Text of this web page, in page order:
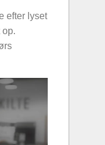
efter lyset
op.